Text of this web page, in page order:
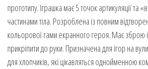
прототипу. Іграшка має 5 точок артикуляції та
частинами тіла. Розроблена із повним
кольорової гами екранного героя. Має зброю і
прикріпити до руки. Призначена для ігор на
для хлопчиків, які цікавляться однойменною